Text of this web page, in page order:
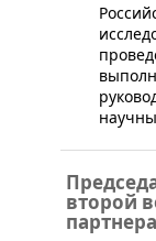
второй